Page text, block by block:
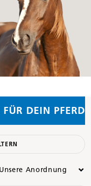
DEIN PFERD